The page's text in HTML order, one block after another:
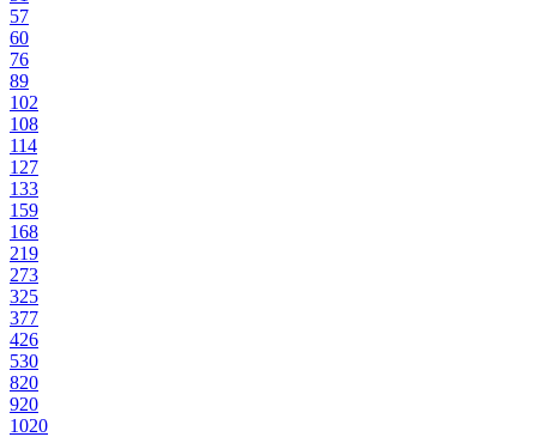
57
60
76
89
102
108
114
127
133
159
168
219
273
325
377
426
530
820
920
1020